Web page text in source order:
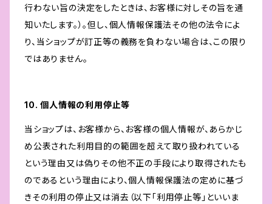
行わない旨の決定をしたときは、お客様に対しその旨を通
知いたします。）。但し、個人情報保護法その他の法令によ
り、当ショップが訂正等の義務を負わない場合は、この限り
ではありません。
10. 個人情報の利用停止等
当ショップは、お客様から、お客様の個人情報が、あらかじ
め公表された利用目的の範囲を超えて取り扱われている
という理由又は偽りその他不正の手段により取得されたも
のであるという理由により、個人情報保護法の定めに基づ
きその利用の停止又は消去（以下「利用停止等」といいま